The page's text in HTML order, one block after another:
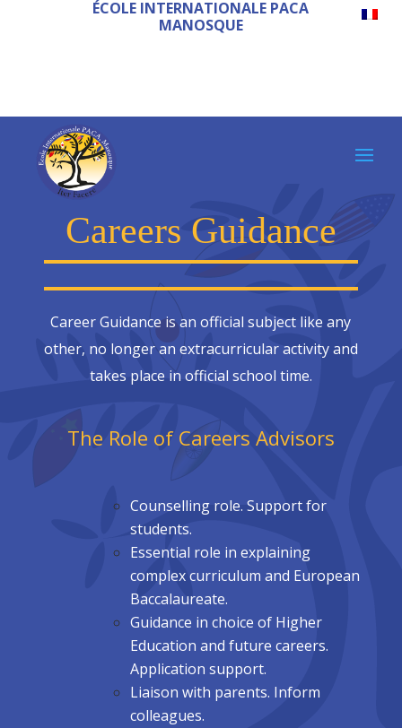
ÉCOLE INTERNATIONALE PACA
MANOSQUE
Careers Guidance
Career Guidance is an official subject like any
other, no longer an extracurricular activity and
takes place in official school time.
The Role of Careers Advisors
Counselling role. Support for
students.
Essential role in explaining
complex curriculum and European
Baccalaureate.
Guidance in choice of Higher
Education and future careers.
Application support.
Liaison with parents. Inform
colleagues.